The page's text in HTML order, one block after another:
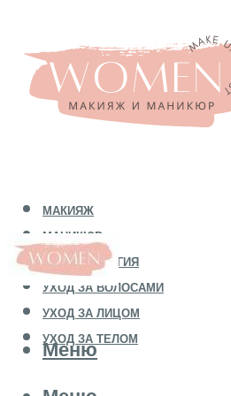
МАКИЯЖ
МАНИКЮР
КОСМЕТОЛОГИЯ
УХОД ЗА ВОЛОСАМИ
УХОД ЗА ЛИЦОМ
УХОД ЗА ТЕЛОМ
Меню